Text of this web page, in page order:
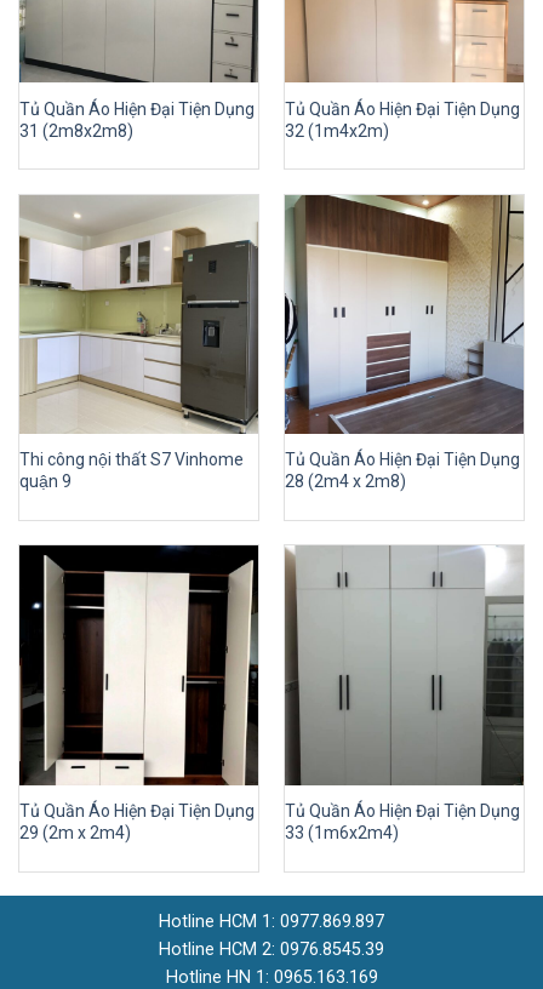
Tủ Quần Áo Hiện Đại Tiện Dụng
31 (2m8x2m8)
Tủ Quần Áo Hiện Đại Tiện Dụng
32 (1m4x2m)
Thi công nội thất S7 Vinhome
quận 9
Tủ Quần Áo Hiện Đại Tiện Dụng
28 (2m4 x 2m8)
Tủ Quần Áo Hiện Đại Tiện Dụng
29 (2m x 2m4)
Tủ Quần Áo Hiện Đại Tiện Dụng
33 (1m6x2m4)
Hotline HCM 1: 0977.869.897
Hotline HCM 2: 0976.8545.39
Hotline HN 1: 0965.163.169